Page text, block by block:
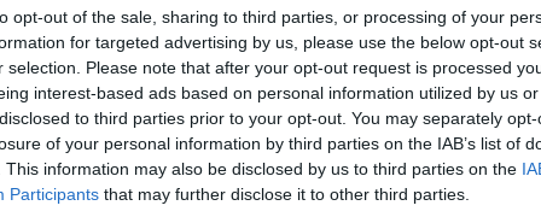
opt-out of the sale, sharing to third parties, or processing of your
for targeted advertising by us, please use the below opt-out
selection. Please note that after your opt-out request is processed
interest-based ads based on personal information utilized by us
to third parties prior to your opt-out. You may separately
of your personal information by third parties on the IAB’s list of
This information may also be disclosed by us to third parties on the
Participants that may further disclose it to other third parties.
na przykładzie postaciMacieja Boryny,
niemalże do archetypicznego Piasta
całym sobą związany ze swoją ziemią oraz z
ostatnich chwilach swojego życia odzyskuje siły i
Wykonuje wówczas gesty podobne do